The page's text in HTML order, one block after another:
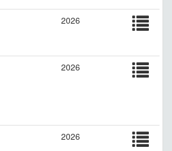
2026
2026
2026